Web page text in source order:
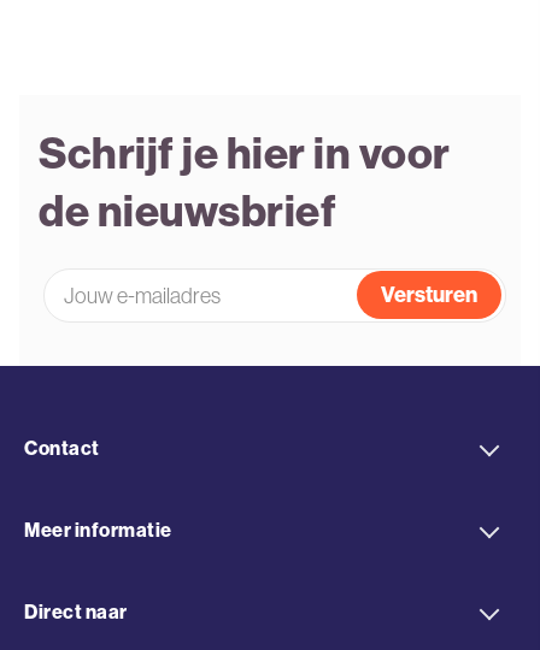
Schrijf je hier in voor
de nieuwsbrief
E-
mailadres*
Contact
8801 PA Franeker
Meer informatie
Direct naar